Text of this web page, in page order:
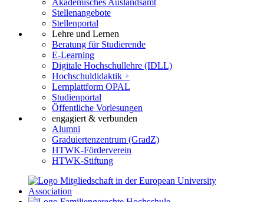
Akademisches Auslandsamt
Stellenangebote
Stellenportal
Lehre und Lernen
Beratung für Studierende
E-Learning
Digitale Hochschullehre (IDLL)
Hochschuldidaktik +
Lernplattform OPAL
Studienportal
Öffentliche Vorlesungen
engagiert & verbunden
Alumni
Graduiertenzentrum (GradZ)
HTWK-Förderverein
HTWK-Stiftung